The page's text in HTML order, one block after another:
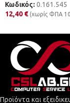
Κωδικός: 0.161.545
12,40 € (χωρίς ΦΠΑ
Προϊόντα και